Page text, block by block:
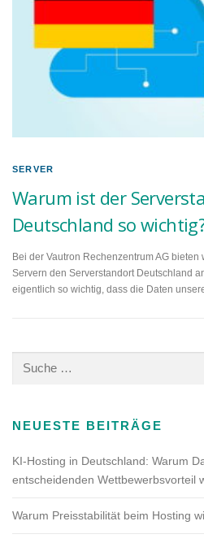
SERVER
Warum ist der
Deutschland so
Bei der Vautron Rechenzentrum AG
Servern den Serverstandort Deutschland
eigentlich so wichtig, dass die Daten
nach:
NEUESTE BEITRÄGE
KI-Hosting in Deutschland: Warum
entscheidenden Wettbewerbsvorteil
Warum Preisstabilität beim Hosting